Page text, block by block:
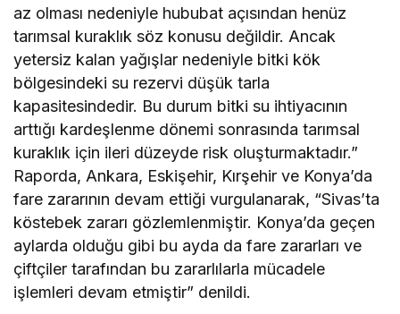
az olması nedeniyle hububat açısından henüz
tarımsal kuraklık söz konusu değildir. Ancak
yetersiz kalan yağışlar nedeniyle bitki kök
bölgesindeki su rezervi düşük tarla
kapasitesindedir. Bu durum bitki su ihtiyacının
arttığı kardeşlenme dönemi sonrasında tarımsal
kuraklık için ileri düzeyde risk oluşturmaktadır.”
Raporda, Ankara, Eskişehir, Kırşehir ve Konya’da
fare zararının devam ettiği vurgulanarak, “Sivas’ta
köstebek zararı gözlemlenmiştir. Konya’da geçen
aylarda olduğu gibi bu ayda da fare zararları ve
çiftçiler tarafından bu zararlılarla mücadele
işlemleri devam etmiştir” denildi.